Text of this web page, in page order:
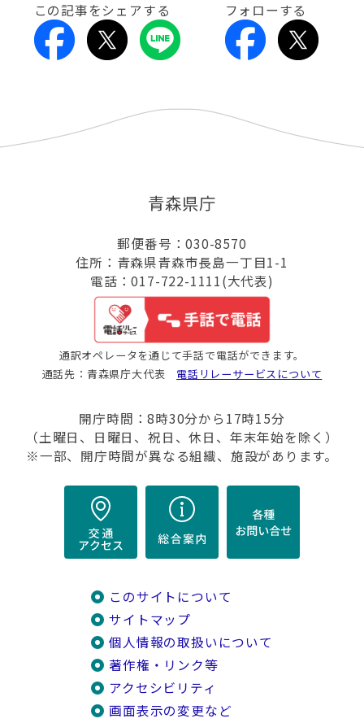
この記事をシェアする フォローする
青森県庁
郵便番号：030-8570
住所：青森県青森市長島一丁目1-1
電話：017-722-1111(大代表)
通訳オペレータを通じて手話で電話ができます。
通話先：青森県庁大代表 電話リレーサービスについて
開庁時間：8時30分から17時15分
（土曜日、日曜日、祝日、休日、年末年始を除く）
※一部、開庁時間が異なる組織、施設があります。
このサイトについて
サイトマップ
個人情報の取扱いについて
著作権・リンク等
アクセシビリティ
画面表示の変更など